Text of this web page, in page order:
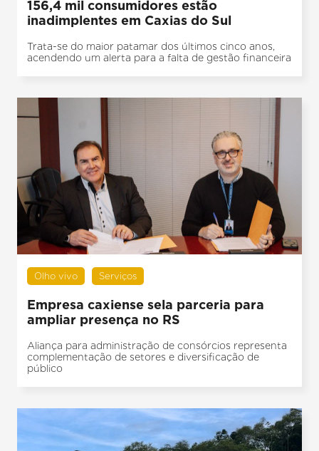
156,4 mil consumidores estão
inadimplentes em Caxias do Sul
Trata-se do maior patamar dos últimos cinco anos,
acendendo um alerta para a falta de gestão financeira
Olho vivo Serviços
Empresa caxiense sela parceria para
ampliar presença no RS
Aliança para administração de consórcios representa
complementação de setores e diversificação de
público